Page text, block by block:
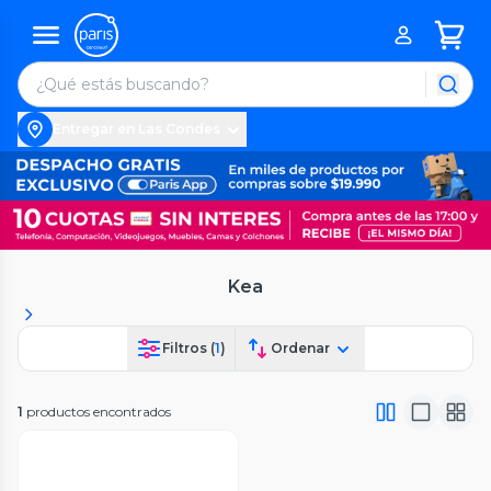
Kea
Filtros (1) Ordenar
1 productos encontrados